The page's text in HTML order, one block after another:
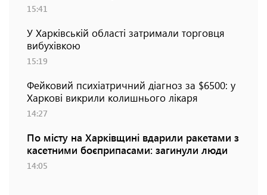
15:41
У Харківській області затримали торговця
вибухівкою
15:19
Фейковий психіатричний діагноз за $6500: у
Харкові викрили колишнього лікаря
14:27
По місту на Харківщині вдарили ракетами з
касетними боєприпасами: загинули люди
14:05